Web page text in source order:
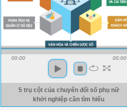
00:00 00:00
5 trụ cột của chuyển đổi số phụ nữ
khởi nghiệp cần tìm hiểu